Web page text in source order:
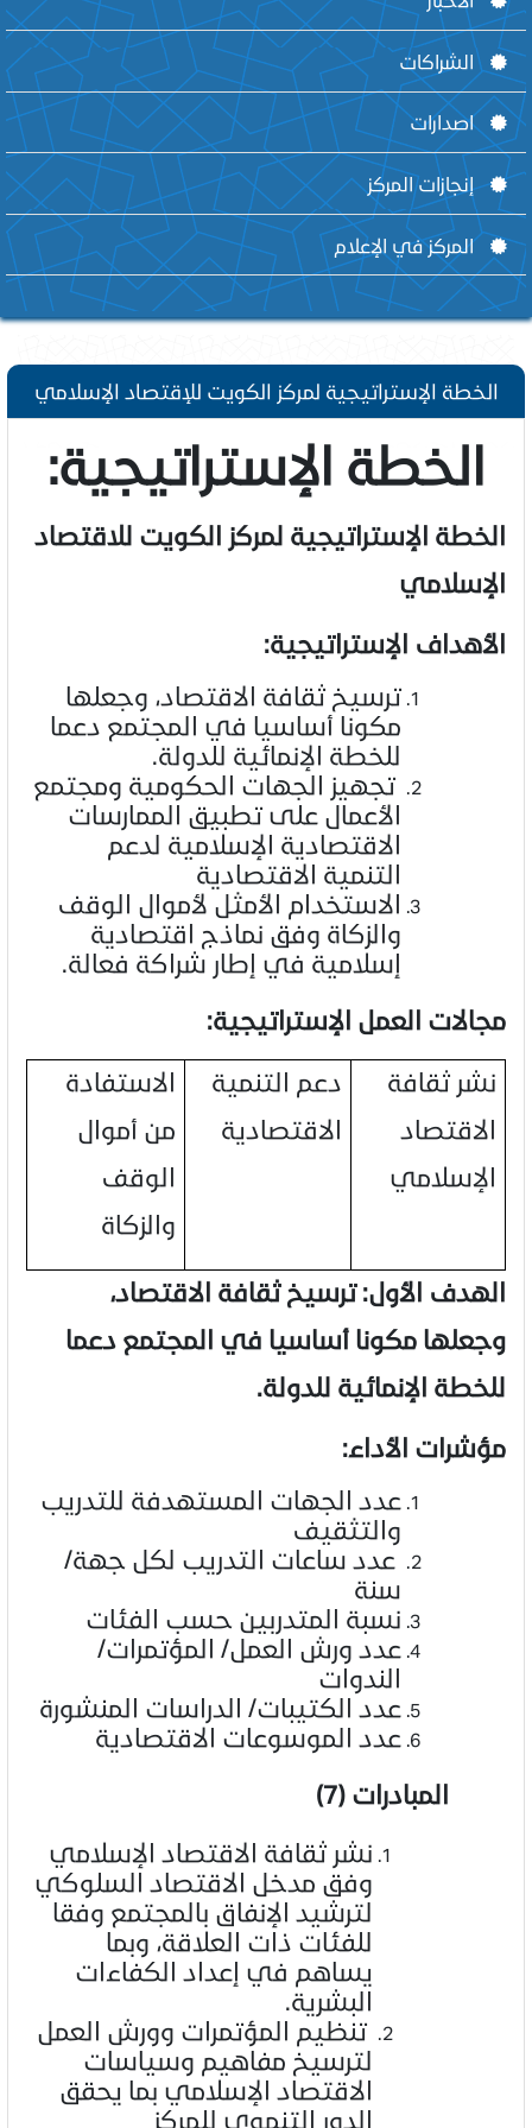
الشراكات
اصدارات
إنجازات المركز
المركز في الإعلام
الخطة الإستراتيجية لمركز الكويت للإقتصاد الإسلامي
الخطة الإستراتيجية:
الخطة الإستراتيجية لمركز الكويت للاقتصاد
الإسلامي
الأهداف الإستراتيجية:
ترسيخ ثقافة الاقتصاد، وجعلها
مكونا أساسيا في المجتمع دعما
للخطة الإنمائية للدولة.
تجهيز الجهات الحكومية ومجتمع
الأعمال على تطبيق الممارسات
الاقتصادية الإسلامية لدعم
التنمية الاقتصادية
الاستخدام الأمثل لأموال الوقف
والزكاة وفق نماذج اقتصادية
إسلامية في إطار شراكة فعالة.
مجالات العمل الإستراتيجية:
نشر ثقافة
الاقتصاد
الإسلامي
دعم التنمية
الاقتصادية
الاستفادة
من أموال
الوقف
والزكاة
الهدف الأول: ترسيخ ثقافة الاقتصاد،
وجعلها مكونا أساسيا في المجتمع دعما
للخطة الإنمائية للدولة.
مؤشرات الأداء:
عدد الجهات المستهدفة للتدريب
والتثقيف
عدد ساعات التدريب لكل جهة/
سنة
نسبة المتدربين حسب الفئات
عدد ورش العمل/ المؤتمرات/
الندوات
عدد الكتيبات/ الدراسات المنشورة
عدد الموسوعات الاقتصادية
المبادرات (7)
نشر ثقافة الاقتصاد الإسلامي
وفق مدخل الاقتصاد السلوكي
لترشيد الإنفاق بالمجتمع وفقا
للفئات ذات العلاقة، وبما
يساهم في إعداد الكفاءات
البشرية.
تنظيم المؤتمرات وورش العمل
لترسيخ مفاهيم وسياسات
الاقتصاد الإسلامي بما يحقق
الدور التنموي للمركز